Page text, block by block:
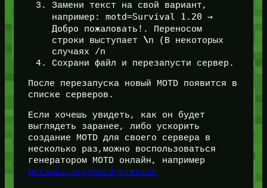
Замени текст на свой вариант,
например: motd=Survival 1.20 →
Добро пожаловать! . Переносом
строки выступает \n (В некоторых
случаях /n
Сохрани файл и перезапусти сервер.
После перезапуска новый MOTD появится в
списке серверов.
Если хочешь увидеть, как он будет
выглядеть заранее, либо ускорить
создание MOTD для своего сервера в
несколько раз,можно воспользоваться
генератором MOTD онлайн, например
mctools.org/motd-creator